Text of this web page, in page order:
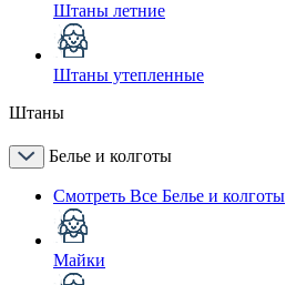
Штаны летние
Штаны утепленные
Штаны
Белье и колготы
Смотреть Все Белье и колготы
Майки